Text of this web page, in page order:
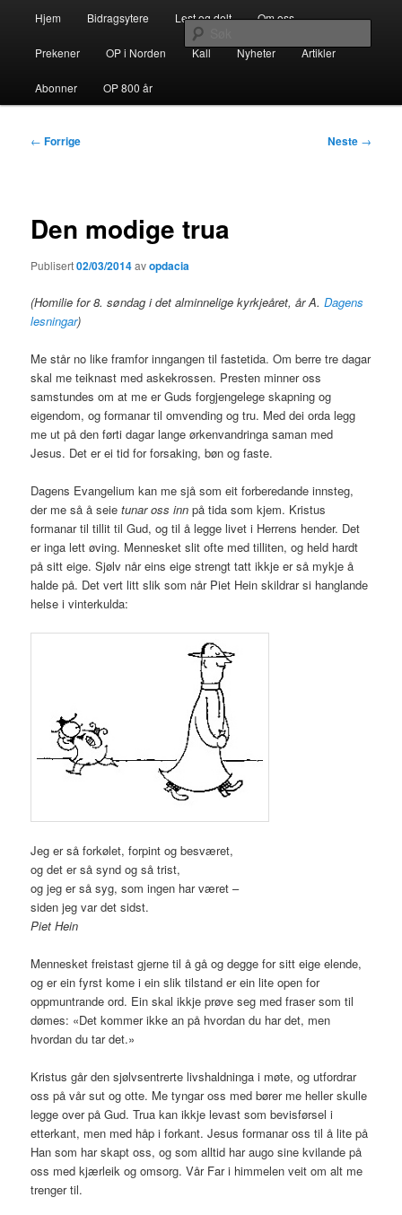
Dominikanerordenen i Norden
Hjem Bidragsytere Lest og delt Om oss
Prekener OP i Norden Kall Nyheter Artikler
Abonner OP 800 år
Innleggsnavigasjon
← Forrige Neste →
Den modige trua
Publisert02/03/2014avopdacia
(Homilie for 8. søndag i det alminnelige kyrkjeåret, år A.Dagens
lesningar)
Me står no like framfor inngangen til fastetida. Om berre tre dagar
skal me teiknast med askekrossen. Presten minner oss
samstundes om at me er Guds forgjengelege skapning og
eigendom, og formanar til omvending og tru. Med dei orda legg
me ut på den førti dagar lange ørkenvandringa saman med
Jesus. Det er ei tid for forsaking, bøn og faste.
Dagens Evangelium kan me sjå som eit forberedande innsteg,
der me så å seietunar oss inn på tida som kjem. Kristus
formanar til tillit til Gud, og til å legge livet i Herrens hender. Det
er inga lett øving. Mennesket slit ofte med tilliten, og held hardt
på sitt eige. Sjølv når eins eige strengt tatt ikkje er så mykje å
halde på. Det vert litt slik som når Piet Hein skildrar si hanglande
helse i vinterkulda:
Jeg er så forkølet, forpint og besværet,
og det er så synd og så trist,
og jeg er så syg, som ingen har været –
siden jeg var det sidst.
Piet Hein
Mennesket freistast gjerne til å gå og degge for sitt eige elende,
og er ein fyrst kome i ein slik tilstand er ein lite open for
oppmuntrande ord. Ein skal ikkje prøve seg med fraser som til
dømes: «Det kommer ikke an på hvordan du har det, men
hvordan du tar det.»
Kristus går den sjølvsentrerte livshaldninga i møte, og utfordrar
oss på vår sut og otte. Me tyngar oss med bører me heller skulle
legge over på Gud. Trua kan ikkje levast som bevisførsel i
etterkant, men med håp i forkant. Jesus formanar oss til å lite på
Han som har skapt oss, og som alltid har augo sine kvilande på
oss med kjærleik og omsorg. Vår Far i himmelen veit om alt me
trenger til.